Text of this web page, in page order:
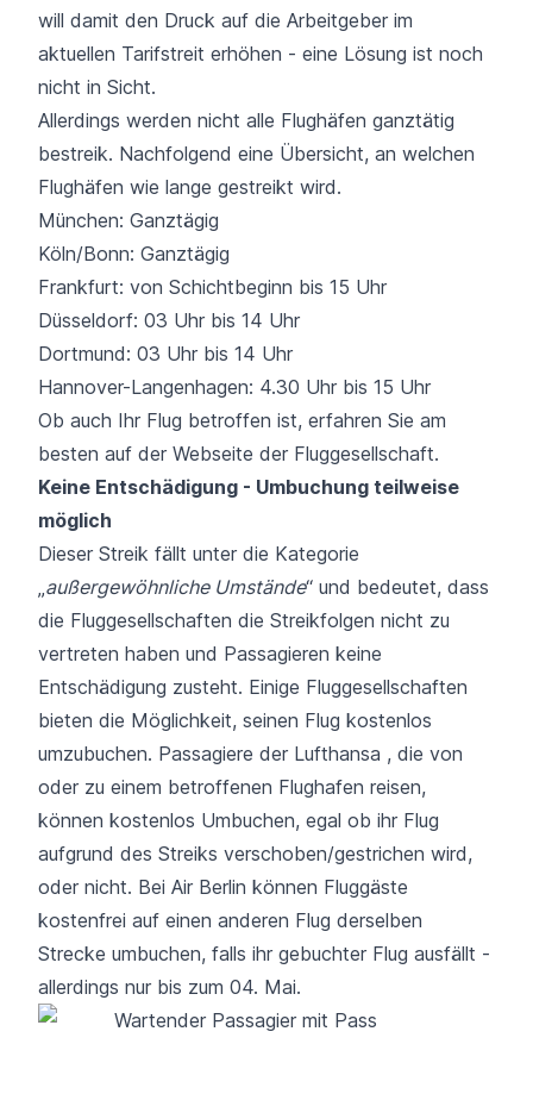
will damit den Druck auf die Arbeitgeber im
aktuellen Tarifstreit erhöhen - eine Lösung ist noch
nicht in Sicht.
Allerdings werden nicht alle Flughäfen ganztätig
bestreik. Nachfolgend eine Übersicht, an welchen
Flughäfen wie lange gestreikt wird.
München: Ganztägig
Köln/Bonn: Ganztägig
Frankfurt: von Schichtbeginn bis 15 Uhr
Düsseldorf: 03 Uhr bis 14 Uhr
Dortmund: 03 Uhr bis 14 Uhr
Hannover-Langenhagen: 4.30 Uhr bis 15 Uhr
Ob auch Ihr Flug betroffen ist, erfahren Sie am
besten auf der Webseite der Fluggesellschaft.
Keine Entschädigung - Umbuchung teilweise
möglich
Dieser Streik fällt unter die Kategorie
außergewöhnliche Umstände“ und bedeutet, dass
die Fluggesellschaften die Streikfolgen nicht zu
vertreten haben und Passagieren keine
Entschädigung zusteht. Einige Fluggesellschaften
bieten die Möglichkeit, seinen Flug kostenlos
umzubuchen. Passagiere der Lufthansa , die von
oder zu einem betroffenen Flughafen reisen,
können kostenlos Umbuchen, egal ob ihr Flug
aufgrund des Streiks verschoben/gestrichen wird,
oder nicht. Bei Air Berlin können Fluggäste
kostenfrei auf einen anderen Flug derselben
Strecke umbuchen, falls ihr gebuchter Flug ausfällt -
allerdings nur bis zum 04. Mai.